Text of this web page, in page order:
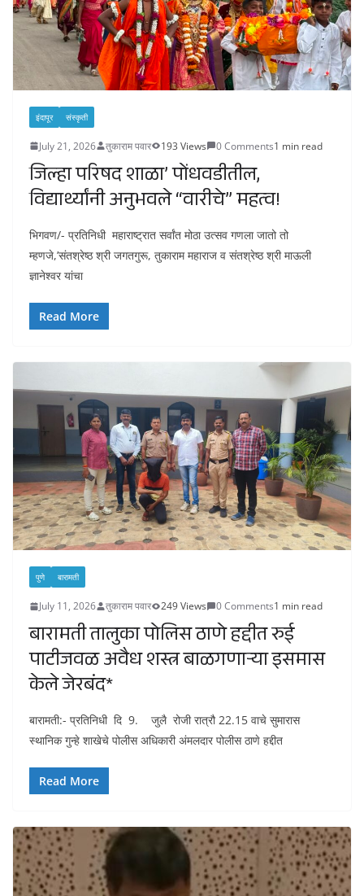
इंदापूर संस्कृती
July 21, 2026 तुकाराम पवार 193 Views 0 Comments1 min read
जिल्हा परिषद शाळा’ पोंधवडीतील,
विद्यार्थ्यांनी अनुभवले “वारीचे” महत्व!
भिगवण/- प्रतिनिधी महाराष्ट्रात सर्वांत मोठा उत्सव गणला जातो तो
म्हणजे,’संतश्रेष्ठ श्री जगतगुरू, तुकाराम महाराज व संतश्रेष्ठ श्री माऊली
ज्ञानेश्वर यांचा
Read More
पुणे बारामती
July 11, 2026 तुकाराम पवार 249 Views 0 Comments1 min read
बारामती तालुका पोलिस ठाणे हद्दीत रुई
पाटीजवळ अवैध शस्त्र बाळगणाऱ्या इसमास
केले जेरबंद*
बारामती:- प्रतिनिधी दि 9. जुलै रोजी रात्रौ 22.15 वाचे सुमारास
स्थानिक गुन्हे शाखेचे पोलीस अधिकारी अंमलदार पोलीस ठाणे हद्दीत
Read More